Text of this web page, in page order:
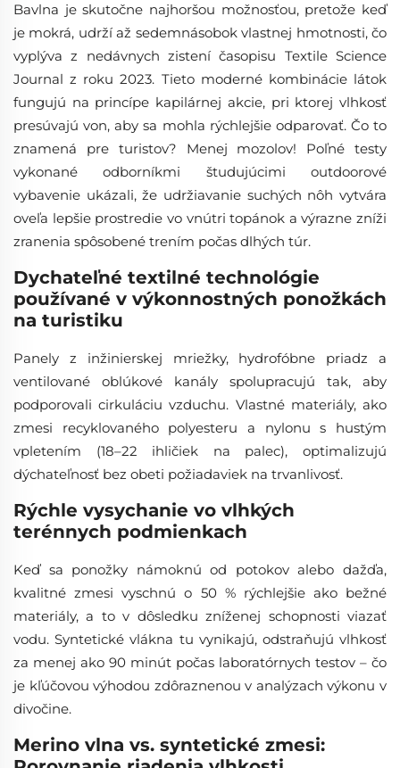
Bavlna je skutočne najhoršou možnosťou, pretože keď
je mokrá, udrží až sedemnásobok vlastnej hmotnosti, čo
vyplýva z nedávnych zistení časopisu Textile Science
Journal z roku 2023. Tieto moderné kombinácie látok
fungujú na princípe kapilárnej akcie, pri ktorej vlhkosť
presúvajú von, aby sa mohla rýchlejšie odparovať. Čo to
znamená pre turistov? Menej mozolov! Poľné testy
vykonané odborníkmi študujúcimi outdoorové
vybavenie ukázali, že udržiavanie suchých nôh vytvára
oveľa lepšie prostredie vo vnútri topánok a výrazne zníži
zranenia spôsobené trením počas dlhých túr.
Dychateľné textilné technológie
používané v výkonnostných ponožkách
na turistiku
Panely z inžinierskej mriežky, hydrofóbne priadz a
ventilované oblúkové kanály spolupracujú tak, aby
podporovali cirkuláciu vzduchu. Vlastné materiály, ako
zmesi recyklovaného polyesteru a nylonu s hustým
vpletením (18–22 ihličiek na palec), optimalizujú
dýchateľnosť bez obeti požiadaviek na trvanlivosť.
Rýchle vysychanie vo vlhkých
terénnych podmienkach
Keď sa ponožky námoknú od potokov alebo dažďa,
kvalitné zmesi vyschnú o 50 % rýchlejšie ako bežné
materiály, a to v dôsledku zníženej schopnosti viazať
vodu. Syntetické vlákna tu vynikajú, odstraňujú vlhkosť
za menej ako 90 minút počas laboratórnych testov – čo
je kľúčovou výhodou zdôraznenou v analýzach výkonu v
divočine.
Merino vlna vs. syntetické zmesi: